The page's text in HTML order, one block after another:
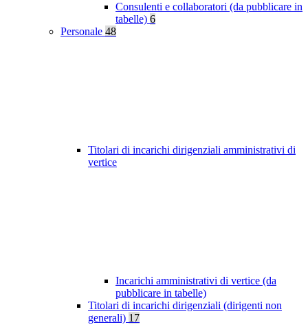
Consulenti e collaboratori (da pubblicare in
tabelle) 6
Personale 48
Titolari di incarichi dirigenziali amministrativi di
vertice
Incarichi amministrativi di vertice (da
pubblicare in tabelle)
Titolari di incarichi dirigenziali (dirigenti non
generali) 17